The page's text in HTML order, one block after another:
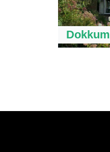
Dokkum